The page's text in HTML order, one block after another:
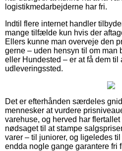
logistikmedarbejderne har fri.
Indtil flere internet handler
mange tilfælde kun hvis der
Ellers kunne man overveje den
gerne – uden hensyn til om
eller Hundested – er at få dem til
udleveringssted.
Det er efterhånden særdeles
mennesker at vurdere
varehuse, og herved har
nødsaget til at stampe
varer – til juniorer, og ligeledes
endda nogle gange garantere fri